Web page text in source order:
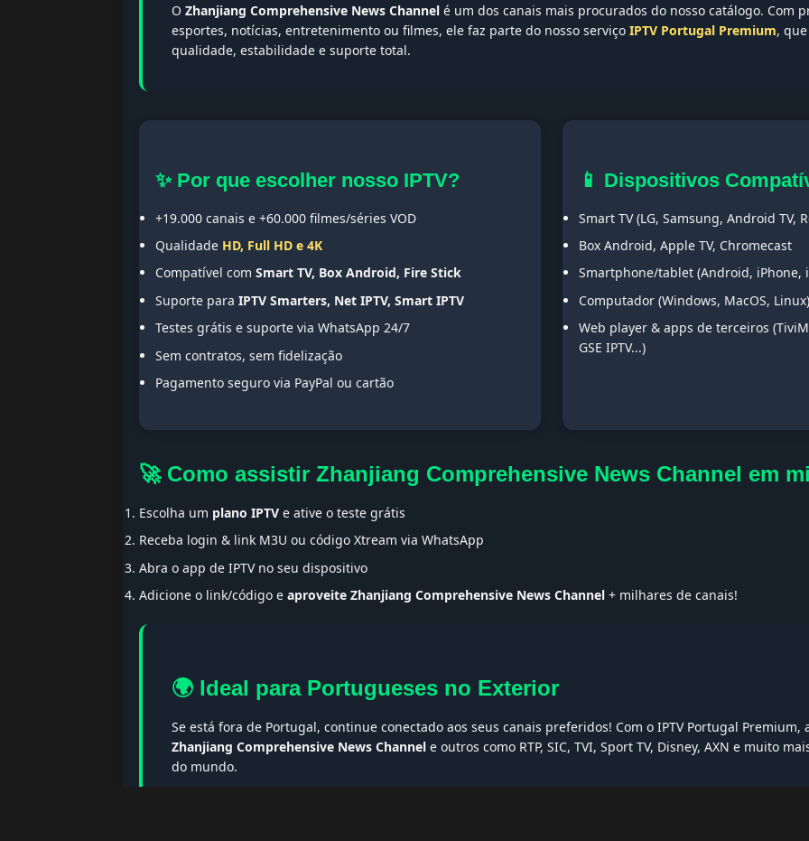
O Zhanjiang Comprehensive News Channel é um dos canais mais procurados do nosso catálogo. Com
esportes, notícias, entretenimento ou filmes, ele faz parte do nosso serviço IPTV Portugal Premium,
qualidade, estabilidade e suporte total.
✨ Por que escolher nosso IPTV?
+19.000 canais e +60.000 filmes/séries VOD
Qualidade HD, Full HD e 4K
Compatível com Smart TV, Box Android, Fire Stick
Suporte para IPTV Smarters, Net IPTV, Smart IPTV
Testes grátis e suporte via WhatsApp 24/7
Sem contratos, sem fidelização
Pagamento seguro via PayPal ou cartão
📱 Dispositivos
Smart TV (LG, Samsung, Android TV,
Box Android, Apple TV, Chromecast
Smartphone/tablet (Android, iPhone,
Computador (Windows, MacOS, Linux)
Web player & apps de terceiros
GSE IPTV...)
🚀 Como assistir Zhanjiang Comprehensive News Channel em
Escolha um plano IPTV e ative o teste grátis
Receba login & link M3U ou código Xtream via WhatsApp
Abra o app de IPTV no seu dispositivo
Adicione o link/código e aproveite Zhanjiang Comprehensive News Channel + milhares de canais!
🌍 Ideal para Portugueses no Exterior
Se está fora de Portugal, continue conectado aos seus canais preferidos! Com o IPTV Portugal Premium,
Zhanjiang Comprehensive News Channel e outros como RTP, SIC, TVI, Sport TV, Disney, AXN e muito
do mundo.